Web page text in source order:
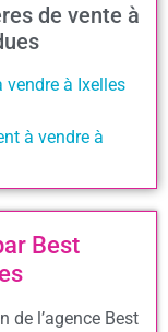
de vente à
à Ixelles
à vendre à
Best
de l’agence Best